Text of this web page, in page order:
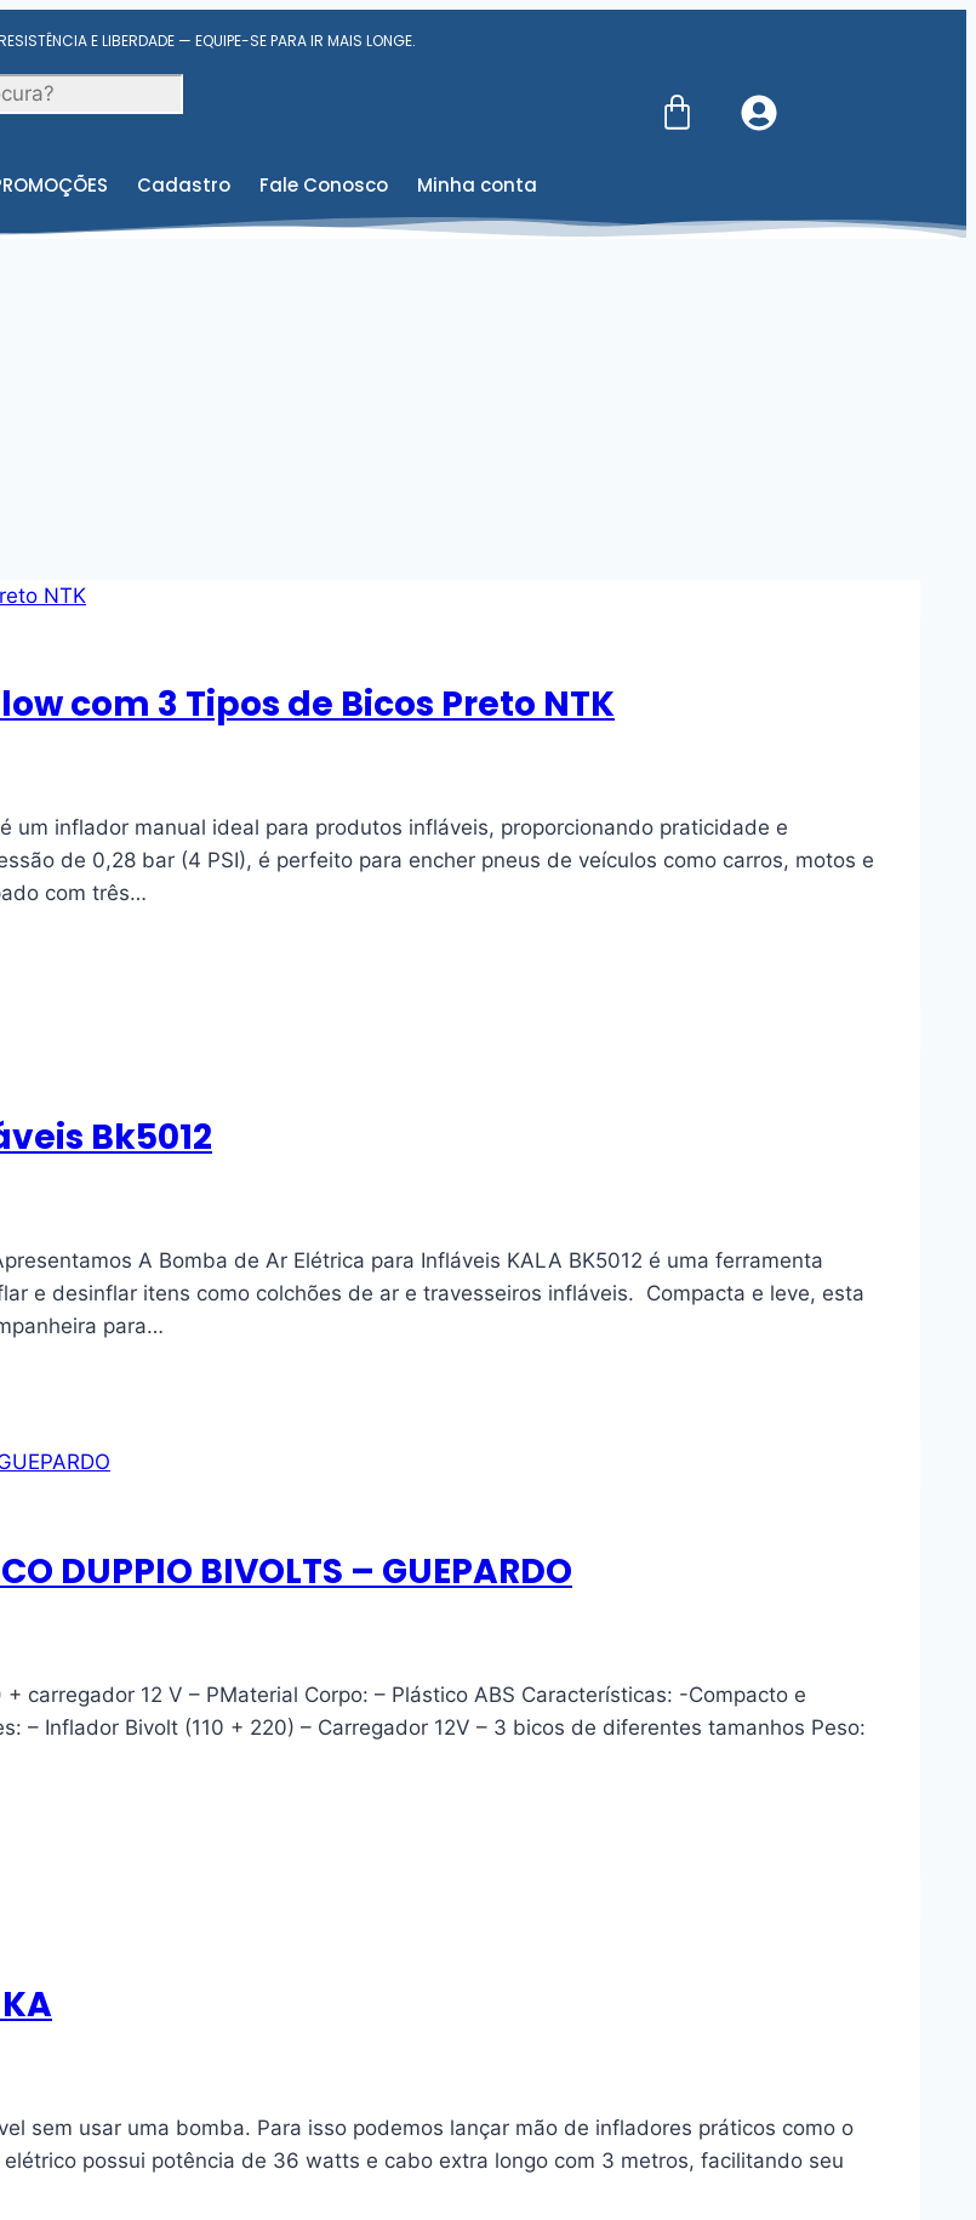
E LIBERDADE — EQUIPE-SE PARA IR MAIS LONGE.
Cadastro Fale Conosco Minha conta
com 3 Tipos de Bicos Preto NTK
um inflador manual ideal para produtos infláveis, proporcionando praticidade e
de 0,28 bar (4 PSI), é perfeito para encher pneus de veículos como carros, motos e
com três…
Bk5012
A Bomba de Ar Elétrica para Infláveis KALA BK5012 é uma ferramenta
e desinflar itens como colchões de ar e travesseiros infláveis. Compacta e leve, esta
para…
DUPPIO BIVOLTS – GUEPARDO
carregador 12 V – PMaterial Corpo: – Plástico ABS Características: -Compacto e
– Inflador Bivolt (110 + 220) – Carregador 12V – 3 bicos de diferentes tamanhos Peso:
sem usar uma bomba. Para isso podemos lançar mão de infladores práticos como o
possui potência de 36 watts e cabo extra longo com 3 metros, facilitando seu